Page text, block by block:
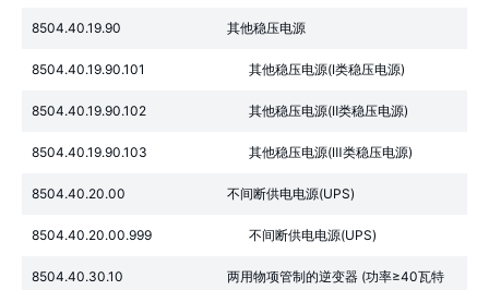
8504.40.19.90 其他稳压电源
8504.40.19.90.101 其他稳压电源(Ⅰ类稳压电源)
8504.40.19.90.102 其他稳压电源(Ⅱ类稳压电源)
8504.40.19.90.103 其他稳压电源(Ⅲ类稳压电源)
8504.40.20.00 不间断供电电源(UPS)
8504.40.20.00.999 不间断供电电源(UPS)
8504.40.30.10 两用物项管制的逆变器 (功率≥40瓦特